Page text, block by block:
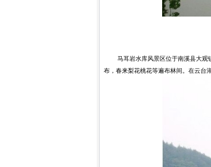
马耳岩水库风景区位于南溪县大观镇
布，春来梨花桃花等遍布林间。在云台